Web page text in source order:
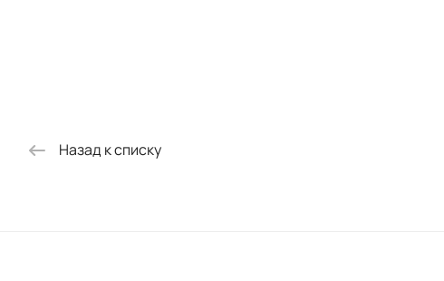
Назад к списку